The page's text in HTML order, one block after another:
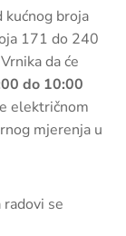
kućnog broja
171 do 240
da će
do 10:00
električnom
mjerenja u
se